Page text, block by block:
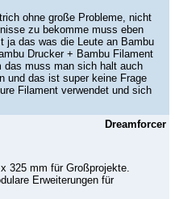
ohne große Probleme, nicht
zu bekomme muss eben
ja das was die Leute an Bambu
Drucker + Bambu Filament
das muss man sich halt auch
und das ist super keine Frage
Filament verwendet und sich
Dreamforcer
325 mm für Großprojekte.
Erweiterungen für